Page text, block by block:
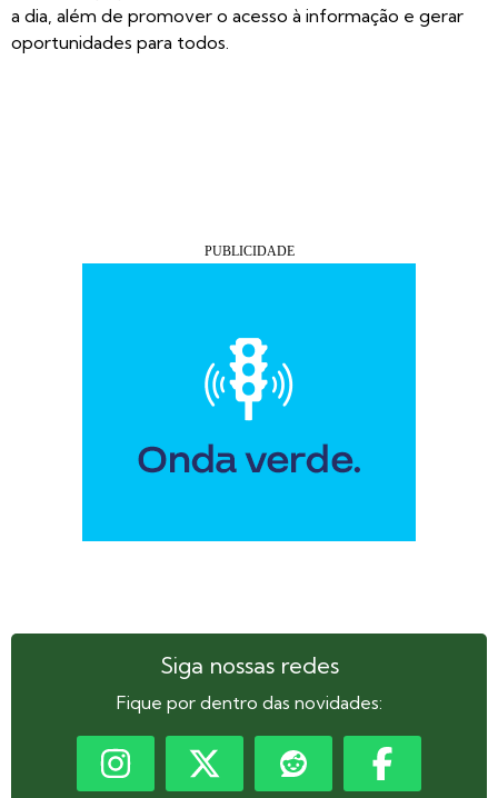
a dia, além de promover o acesso à informação e gerar
oportunidades para todos.
Siga nossas redes
Fique por dentro das novidades: